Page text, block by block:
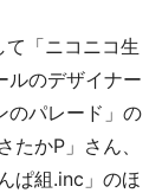
「ニコニコ生
ルのデザイナー
のパレード」の
かP」さん、
ぱ組.inc」のほ